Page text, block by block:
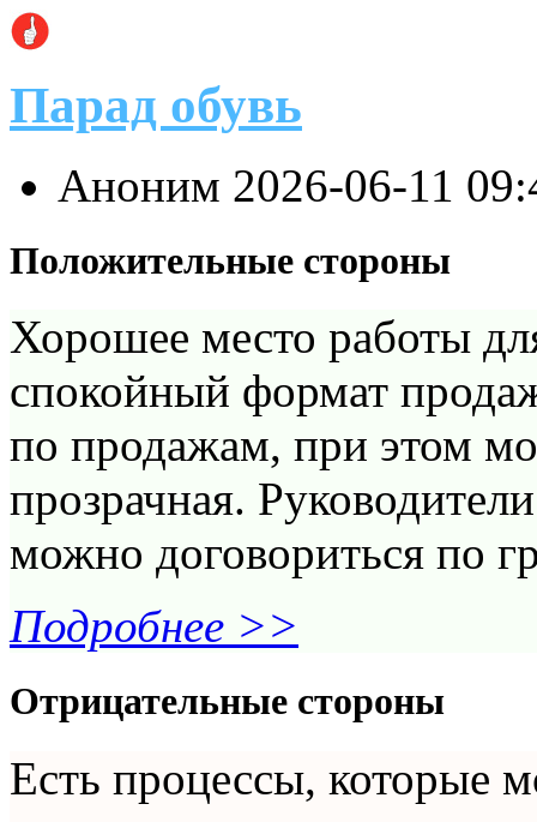
Парад обувь
Аноним 2026-06-11
Положительные стороны
Хорошее место работы
спокойный формат
по продажам, при этом
прозрачная.
можно договориться по
Подробнее >>
Отрицательные стороны
Есть процессы, которые